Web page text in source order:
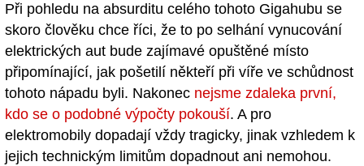
Při pohledu na absurditu celého tohoto Gigahubu se
skoro člověku chce říci, že to po selhání vynucování
elektrických aut bude zajímavé opuštěné místo
připomínající, jak pošetilí někteří při víře ve schůdnost
tohoto nápadu byli. Nakonec nejsme zdaleka první,
kdo se o podobné výpočty pokouší. A pro
elektromobily dopadají vždy tragicky, jinak vzhledem k
jejich technickým limitům dopadnout ani nemohou.